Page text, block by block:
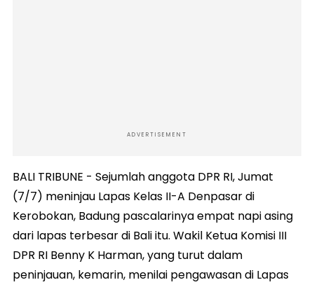
ADVERTISEMENT
BALI TRIBUNE - Sejumlah anggota DPR RI, Jumat
(7/7) meninjau Lapas Kelas II-A Denpasar di
Kerobokan, Badung pascalarinya empat napi asing
dari lapas terbesar di Bali itu. Wakil Ketua Komisi III
DPR RI Benny K Harman, yang turut dalam
peninjauan, kemarin, menilai pengawasan di Lapas